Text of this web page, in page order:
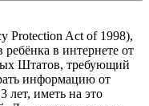
Protection Act of 1998),
в интернете от
Штатов, требующий
информацию от
лет, иметь на это